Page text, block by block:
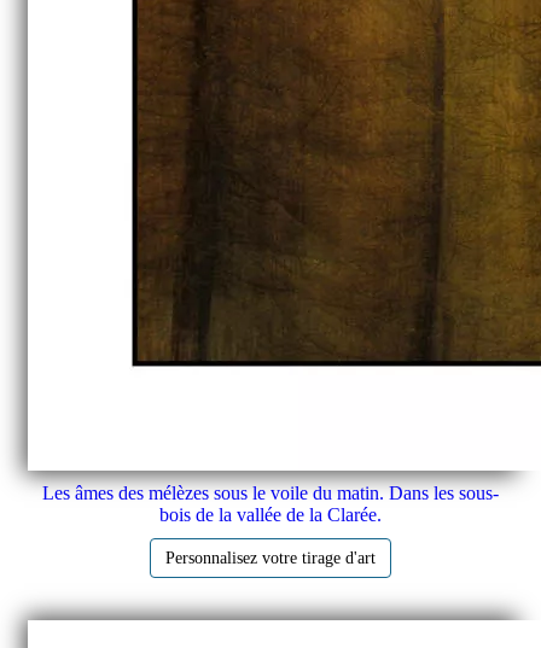
Les âmes des mélèzes sous le voile du matin. Dans les sous-
bois de la vallée de la Clarée.
Personnalisez votre tirage d'art